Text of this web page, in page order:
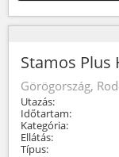
Stamos
Görögország,
Utazás:
Időtartam:
Kategória:
Ellátás:
Típus: